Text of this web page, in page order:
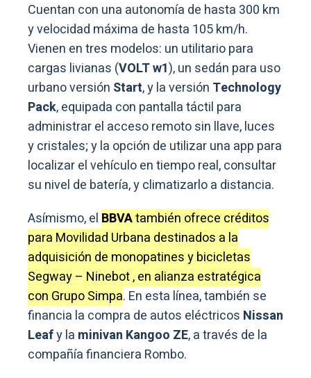
Cuentan con una autonomía de hasta 300 km
y velocidad máxima de hasta 105 km/h.
Vienen en tres modelos: un utilitario para
cargas livianas (VOLT w1), un sedán para uso
urbano versión Start, y la versión Technology
Pack, equipada con pantalla táctil para
administrar el acceso remoto sin llave, luces
y cristales; y la opción de utilizar una app para
localizar el vehículo en tiempo real, consultar
su nivel de batería, y climatizarlo a distancia.
Asímismo, el BBVAtambién ofrece créditos
para Movilidad Urbana destinados a la
adquisición de monopatines y bicicletas
Segway – Ninebot , en alianza estratégica
con Grupo Simpa. En esta línea, también se
financia la compra de autos eléctricos Nissan
Leafy la minivan Kangoo ZE, a través de la
compañía financiera Rombo.